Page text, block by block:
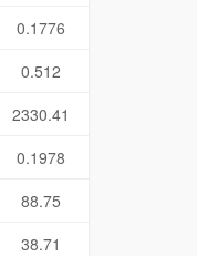
0.1776
0.512
2330.41
0.1978
88.75
38.71